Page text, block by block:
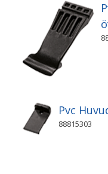
Pvc
88815303